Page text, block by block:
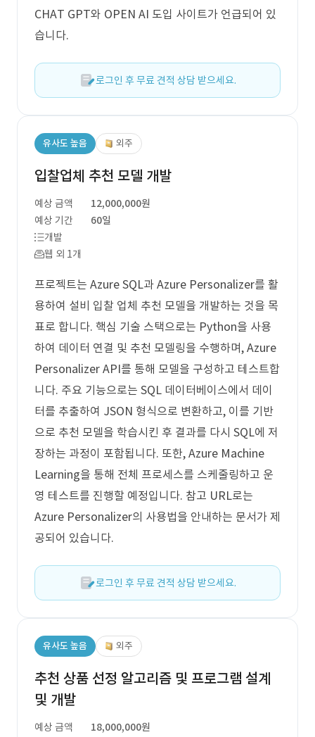
CHAT GPT와 OPEN AI 도입 사이트가 언급되어 있
습니다.
로그인 후 무료 견적 상담 받으세요.
유사도 높음 외주
입찰업체 추천 모델 개발
예상 금액
12,000,000원
예상 기간
60일
개발
웹 외 1개
프로젝트는 Azure SQL과 Azure Personalizer를 활
용하여 설비 입찰 업체 추천 모델을 개발하는 것을 목
표로 합니다. 핵심 기술 스택으로는 Python을 사용
하여 데이터 연결 및 추천 모델링을 수행하며, Azure
Personalizer API를 통해 모델을 구성하고 테스트합
니다. 주요 기능으로는 SQL 데이터베이스에서 데이
터를 추출하여 JSON 형식으로 변환하고, 이를 기반
으로 추천 모델을 학습시킨 후 결과를 다시 SQL에 저
장하는 과정이 포함됩니다. 또한, Azure Machine
Learning을 통해 전체 프로세스를 스케줄링하고 운
영 테스트를 진행할 예정입니다. 참고 URL로는
Azure Personalizer의 사용법을 안내하는 문서가 제
공되어 있습니다.
로그인 후 무료 견적 상담 받으세요.
유사도 높음 외주
추천 상품 선정 알고리즘 및 프로그램 설계
및 개발
예상 금액
18,000,000원